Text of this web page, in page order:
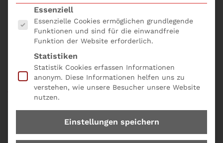
Haftungsrisiken?
Wie führen Sie arbeitsrechtlich sichere
Mitarbeitergespräche?
Agiles Führen: Auf was kommt es an?
Das Seminare GmbH Geschäftsführer online buchen;
bequem und einfach mit demSeminarformular
online und der Produkt Nr. B04.
Es folgt eine Liste der Service-Gruppen, für die
Essenziell
Essenzielle Cookies ermöglichen grundlegende
Funktionen und sind für die einwandfreie
Funktion der Website erforderlich.
Statistiken
Statistik Cookies erfassen Informationen
anonym. Diese Informationen helfen uns zu
verstehen, wie unsere Besucher unsere Website
nutzen.
Einstellungen speichern